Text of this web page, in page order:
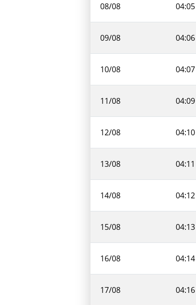
08/08 04:05
09/08 04:06
10/08 04:07
11/08 04:09
12/08 04:10
13/08 04:11
14/08 04:12
15/08 04:13
16/08 04:14
17/08 04:16